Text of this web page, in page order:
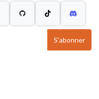
S'abonner